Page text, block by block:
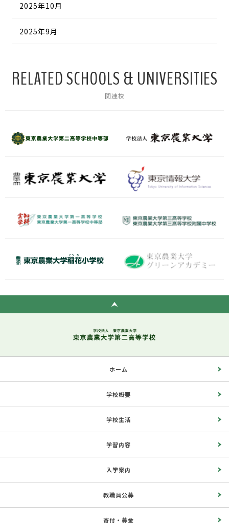
2025年10月
2025年9月
RELATED SCHOOLS & UNIVERSITIES
関連校
ホーム
学校概要
学校生活
学習内容
入学案内
教職員公募
寄付・募金